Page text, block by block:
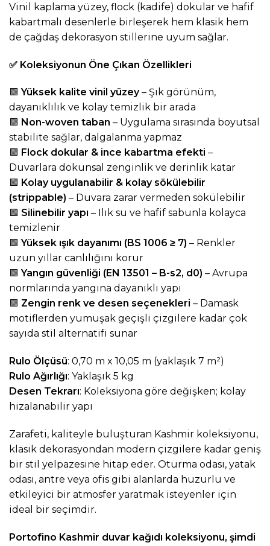
Vinil kaplama yüzey, flock (kadife) dokular ve hafif
kabartmalı desenlerle birleşerek hem klasik hem
de çağdaş dekorasyon stillerine uyum sağlar.
✅ Koleksiyonun Öne Çıkan Özellikleri
🟩Yüksek kalite vinil yüzey– Şık görünüm,
dayanıklılık ve kolay temizlik bir arada
🟩 Non-woven taban – Uygulama sırasında boyutsal
stabilite sağlar, dalgalanma yapmaz
🟩 Flock dokular & ince kabartma efekti –
Duvarlara dokunsal zenginlik ve derinlik katar
🟩 Kolay uygulanabilir & kolay sökülebilir
(strippable) – Duvara zarar vermeden sökülebilir
🟩 Silinebilir yapı – Ilık su ve hafif sabunla kolayca
temizlenir
🟩Yüksek ışık dayanımı (BS 1006 ≥ 7) – Renkler
uzun yıllar canlılığını korur
🟩Yangın güvenliği (EN 13501 – B-s2, d0) – Avrupa
normlarında yangına dayanıklı yapı
🟩 Zengin renk ve desen seçenekleri – Damask
motiflerden yumuşak geçişli çizgilere kadar çok
sayıda stil alternatifi sunar
Rulo Ölçüsü: 0,70 m x 10,05 m (yaklaşık 7 m²)
Rulo Ağırlığı: Yaklaşık 5 kg
Desen Tekrarı: Koleksiyona göre değişken; kolay
hizalanabilir yapı
Zarafeti, kaliteyle buluşturan Kashmir koleksiyonu,
klasik dekorasyondan modern çizgilere kadar geniş
bir stil yelpazesine hitap eder. Oturma odası, yatak
odası, antre veya ofis gibi alanlarda huzurlu ve
etkileyici bir atmosfer yaratmak isteyenler için
ideal bir seçimdir.
Portofino Kashmir duvar kağıdı koleksiyonu, şimdi